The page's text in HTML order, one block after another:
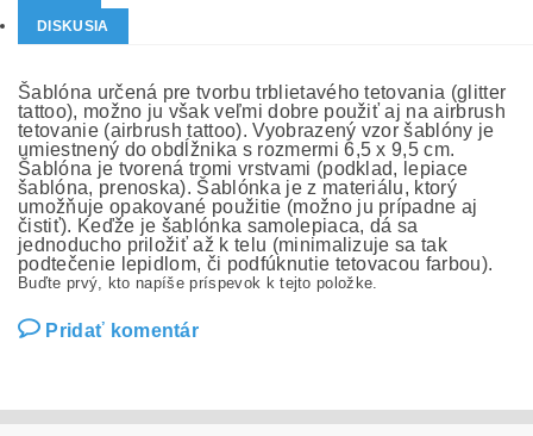
DISKUSIA
Šablóna určená pre tvorbu trblietavého tetovania (glitter
tattoo), možno ju však veľmi dobre použiť aj na airbrush
tetovanie (airbrush tattoo). Vyobrazený vzor šablóny je
umiestnený do obdĺžnika s rozmermi 6,5 x 9,5 cm.
Šablóna je tvorená tromi vrstvami (podklad, lepiace
šablóna, prenoska). Šablónka je z materiálu, ktorý
umožňuje opakované použitie (možno ju prípadne aj
čistiť). Keďže je šablónka samolepiaca, dá sa
jednoducho priložiť až k telu (minimalizuje sa tak
podtečenie lepidlom, či podfúknutie tetovacou farbou).
Buďte prvý, kto napíše príspevok k tejto položke.
Pridať komentár